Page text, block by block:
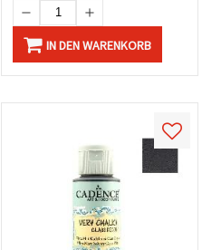
IN DEN WARENKORB